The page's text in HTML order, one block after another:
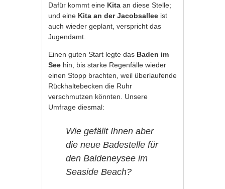
Dafür kommt eine Kita an diese Stelle;
und eine Kita an der Jacobsallee ist
auch wieder geplant, verspricht das
Jugendamt.
Einen guten Start legte das Baden im
See hin, bis starke Regenfälle wieder
einen Stopp brachten, weil überlaufende
Rückhaltebecken die Ruhr
verschmutzen könnten. Unsere
Umfrage diesmal:
Wie gefällt Ihnen aber
die neue Badestelle für
den Baldeneysee im
Seaside Beach?